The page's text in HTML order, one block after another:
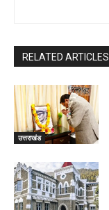
RELATED ARTICLES
उत्तराखंड